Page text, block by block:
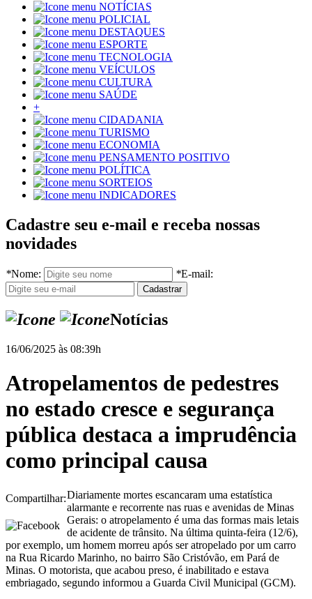
NOTÍCIAS
POLICIAL
DESTAQUES
ESPORTE
TECNOLOGIA
VEÍCULOS
CULTURA
SAÚDE
+
CIDADANIA
TURISMO
ECONOMIA
PENSAMENTO POSITIVO
POLÍTICA
SORTEIOS
INDICADORES
Cadastre seu e-mail e receba nossas
novidades
*Nome: *E-mail:
Notícias
16/06/2025 às 08:39h
Atropelamentos de pedestres
no estado cresce e segurança
pública destaca a imprudência
como principal causa
Compartilhar:Diariamente mortes escancaram uma estatística
alarmante e recorrente nas ruas e avenidas de Minas
Gerais: o atropelamento é uma das formas mais letais
de acidente de trânsito. Na última quinta-feira (12/6),
por exemplo, um homem morreu após ser atropelado por um carro
na Rua Ricardo Marinho, no bairro São Cristóvão, em Pará de
Minas. O motorista, que acabou preso, é inabilitado e estava
embriagado, segundo informou a Guarda Civil Municipal (GCM).